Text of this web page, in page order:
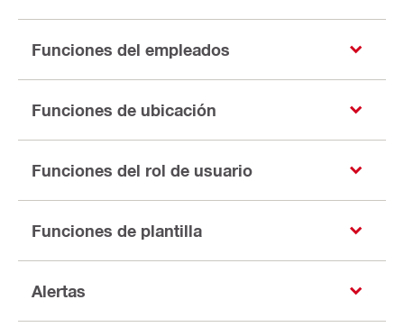
Funciones del empleados
Funciones de ubicación
Funciones del rol de usuario
Funciones de plantilla
Alertas